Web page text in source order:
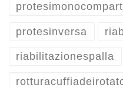
protesinversa
riabilitazionespalla